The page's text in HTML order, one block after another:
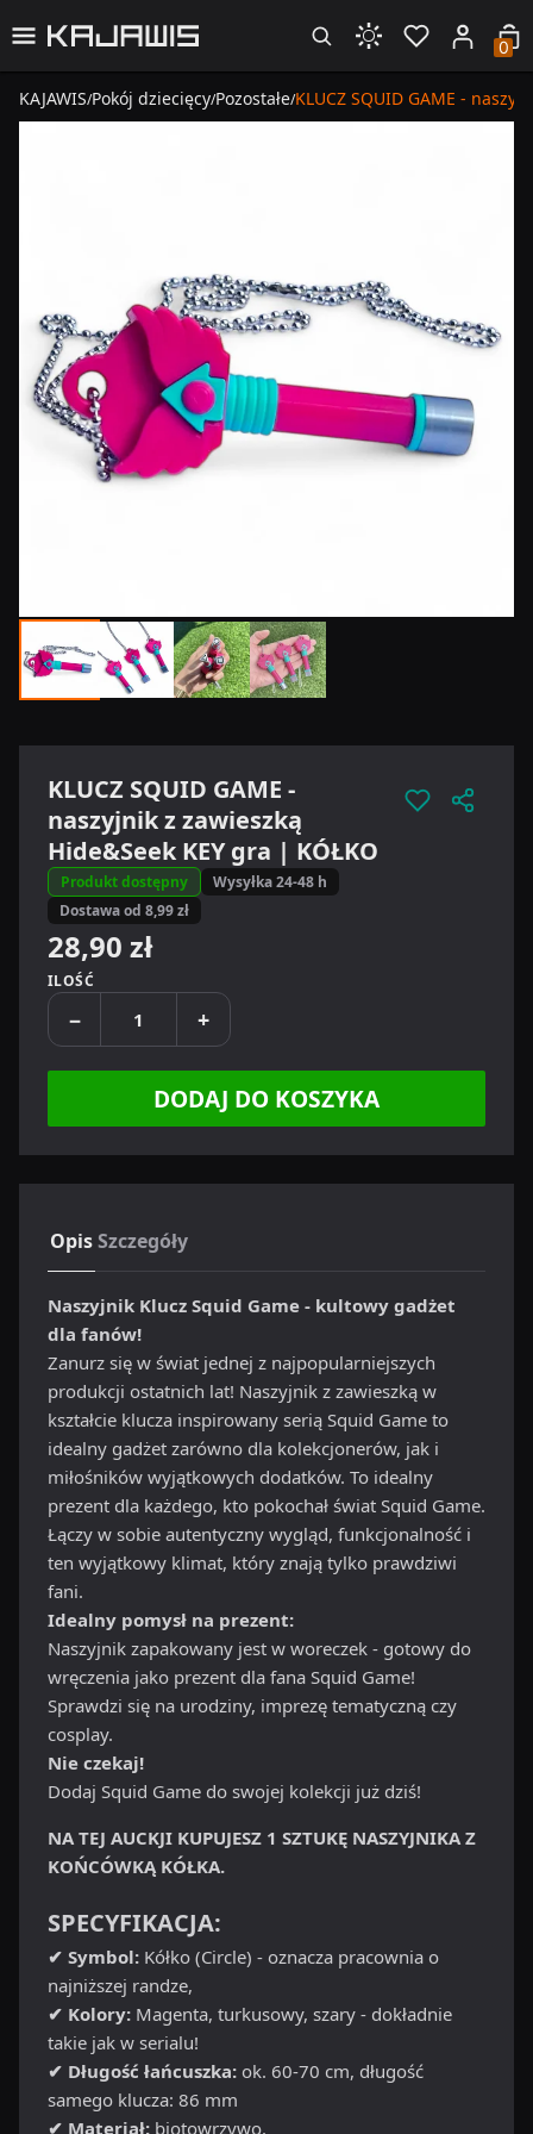
0
KAJAWIS/Pokój dziecięcy/Pozostałe/KLUCZ SQUID GAME -
KLUCZ SQUID GAME -
naszyjnik z zawieszką
Hide&Seek KEY gra | KÓŁKO
Produkt dostępny
Wysyłka 24-48 h
Dostawa od 8,99 zł
28,90 zł
ILOŚĆ
− +
DODAJ DO KOSZYKA
OpisSzczegóły
Naszyjnik Klucz Squid Game - kultowy gadżet
dla fanów!
Zanurz się w świat jednej z najpopularniejszych
produkcji ostatnich lat! Naszyjnik z zawieszką w
kształcie klucza inspirowany serią Squid Game to
idealny gadżet zarówno dla kolekcjonerów, jak i
miłośników wyjątkowych dodatków. To idealny
prezent dla każdego, kto pokochał świat Squid Game.
Łączy w sobie autentyczny wygląd, funkcjonalność i
ten wyjątkowy klimat, który znają tylko prawdziwi
fani.
Idealny pomysł na prezent:
Naszyjnik zapakowany jest w woreczek - gotowy do
wręczenia jako prezent dla fana Squid Game!
Sprawdzi się na urodziny, imprezę tematyczną czy
cosplay.
Nie czekaj!
Dodaj Squid Game do swojej kolekcji już dziś!
NA TEJ AUCKJI KUPUJESZ 1 SZTUKĘ NASZYJNIKA Z
KOŃCÓWKĄ KÓŁKA.
SPECYFIKACJA:
✔ Symbol: Kółko (Circle) - oznacza pracownia o
najniższej randze,
✔ Kolory: Magenta, turkusowy, szary - dokładnie
takie jak w serialu!
✔ Długość łańcuszka: ok. 60-70 cm, długość
samego klucza: 86 mm
✔ Materiał: biotowrzywo.